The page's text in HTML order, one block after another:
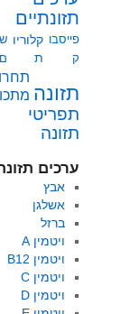
תזונתיים
פייסבו
ק
קלוריו
ת
ם
תזונה
תפריטי
תזונה
ערכים
אבץ
אשלגן
ברזל
ויטמין A
ויטמין B12
ויטמין C
ויטמין D